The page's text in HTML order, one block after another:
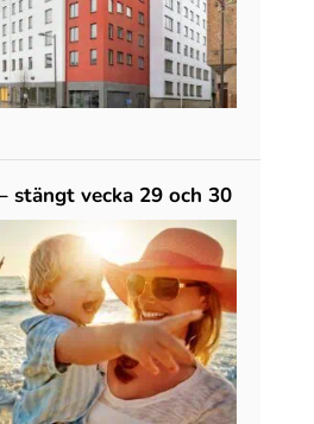
stängt vecka 29 och 30